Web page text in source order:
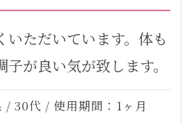
いただいています。体も
が良い気が致します。
30代 / 使用期間：1ヶ月